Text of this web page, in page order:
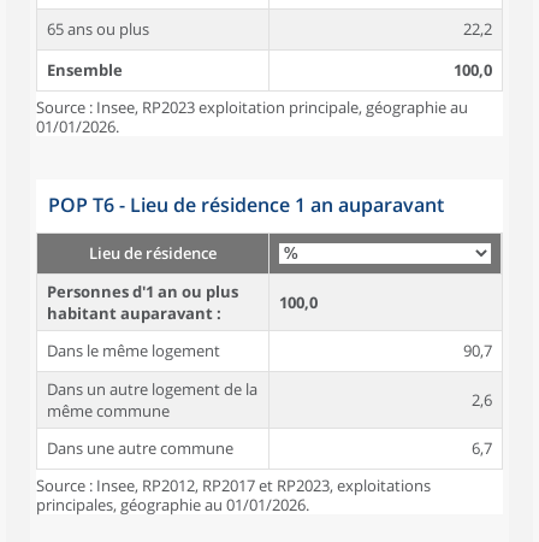
65 ans ou plus
22,2
Ensemble
100,0
Source : Insee, RP2023 exploitation principale, géographie au
01/01/2026.
POP T6 - Lieu de résidence 1 an auparavant
Lieu de résidence
Personnes d'1 an ou plus
habitant auparavant :
100,0
Dans le même logement
90,7
Dans un autre logement de la
même commune
2,6
Dans une autre commune
6,7
Source : Insee, RP2012, RP2017 et RP2023, exploitations
principales, géographie au 01/01/2026.